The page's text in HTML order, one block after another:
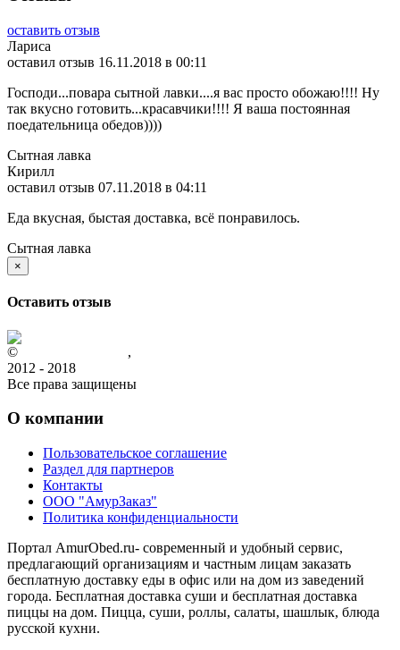
оставить отзыв
Лариса
оставил отзыв 16.11.2018 в 00:11
Господи...повара сытной лавки....я вас просто обожаю!!!! Ну
так вкусно готовить...красавчики!!!! Я ваша постоянная
поедательница обедов))))
Сытная лавка
Кирилл
оставил отзыв 07.11.2018 в 04:11
Еда вкусная, быстая доставка, всё понравилось.
Сытная лавка
×
Оставить отзыв
©
,
2012 - 2018
Все права защищены
О компании
Пользовательское соглашение
Раздел для партнеров
Контакты
ООО "АмурЗаказ"
Политика конфиденциальности
Портал AmurObed.ru- современный и удобный сервис,
предлагающий организациям и частным лицам заказать
бесплатную доставку еды в офис или на дом из заведений
города. Бесплатная доставка суши и бесплатная доставка
пиццы на дом. Пицца, суши, роллы, салаты, шашлык, блюда
русской кухни.